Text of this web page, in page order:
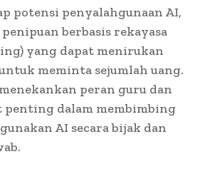
potensi penyalahgunaan AI,
berbasis rekayasa
yang dapat menirukan
meminta sejumlah uang.
peran guru dan
penting dalam membimbing
AI secara bijak dan